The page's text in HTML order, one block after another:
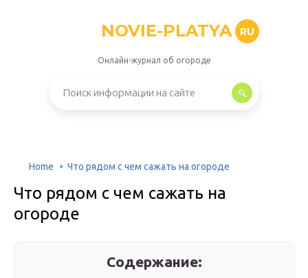
NOVIE-PLATYA RU
Онлайн-журнал об огороде
Home Что рядом с чем сажать на огороде
Что рядом с чем сажать на
огороде
Содержание: